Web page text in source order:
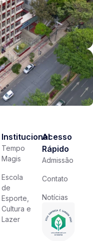
Institucional
Tempo
Magis
Escola
de
Esporte,
Cultura e
Lazer
Acesso
Rápido
Admissão
Contato
Notícias